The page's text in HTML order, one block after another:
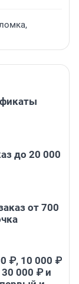
до 20 000
от 700
₽, 10 000 ₽
000 ₽ и